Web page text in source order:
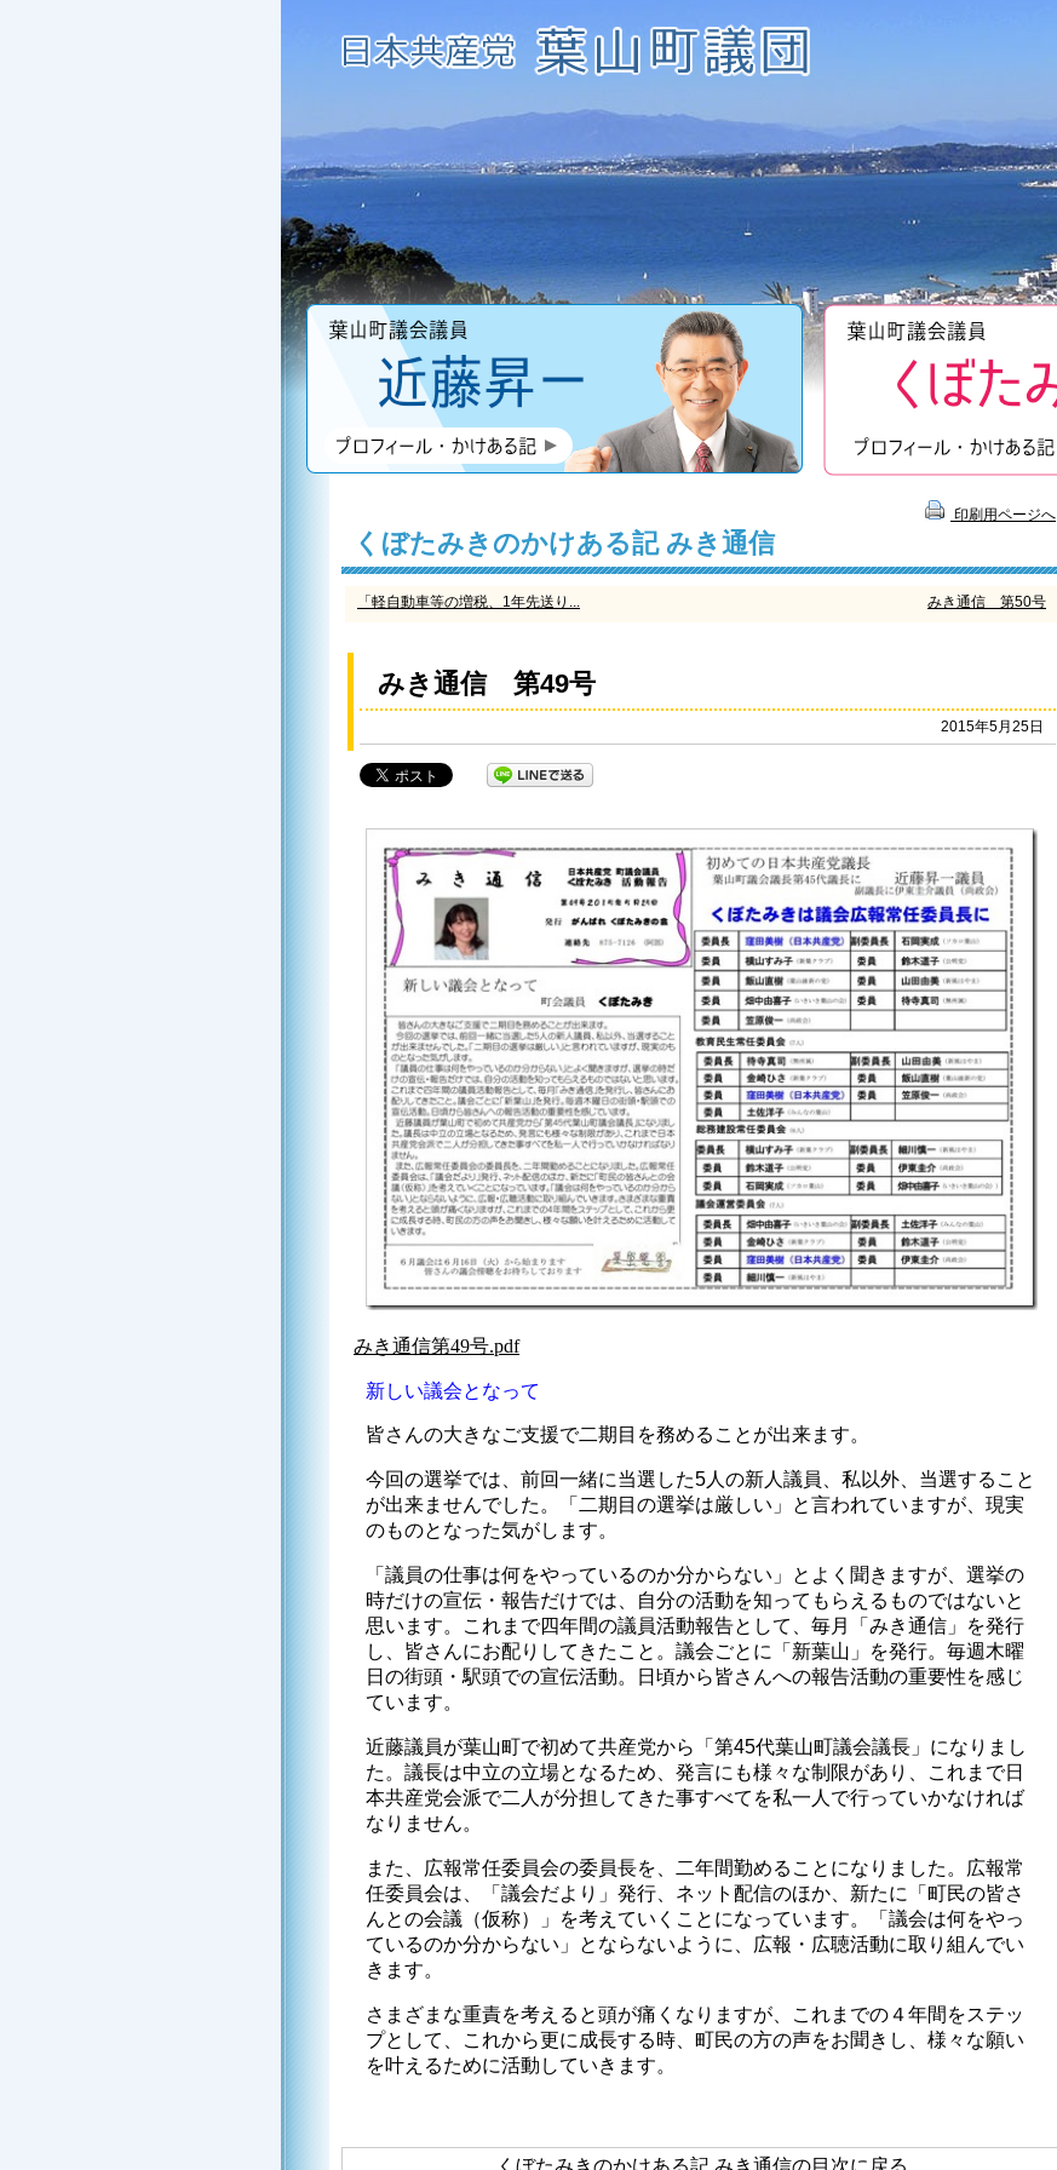
近藤昇一のプロフィール
印刷用ページへ
くぼたみきのかけある記 みき通信
「軽自動車等の増税、1年先送り... みき通信 第50号
みき通信 第49号
2015年5月25日
みき通信第49号.pdf
新しい議会となって
皆さんの大きなご支援で二期目を務めることが出来ます。
今回の選挙では、前回一緒に当選した5人の新人議員、私以外、当選すること
が出来ませんでした。「二期目の選挙は厳しい」と言われていますが、現実
のものとなった気がします。
「議員の仕事は何をやっているのか分からない」とよく聞きますが、選挙の
時だけの宣伝・報告だけでは、自分の活動を知ってもらえるものではないと
思います。これまで四年間の議員活動報告として、毎月「みき通信」を発行
し、皆さんにお配りしてきたこと。議会ごとに「新葉山」を発行。毎週木曜
日の街頭・駅頭での宣伝活動。日頃から皆さんへの報告活動の重要性を感じ
ています。
近藤議員が葉山町で初めて共産党から「第45代葉山町議会議長」になりまし
た。議長は中立の立場となるため、発言にも様々な制限があり、これまで日
本共産党会派で二人が分担してきた事すべてを私一人で行っていかなければ
なりません。
また、広報常任委員会の委員長を、二年間勤めることになりました。広報常
任委員会は、「議会だより」発行、ネット配信のほか、新たに「町民の皆さ
んとの会議（仮称）」を考えていくことになっています。「議会は何をやっ
ているのか分からない」とならないように、広報・広聴活動に取り組んでい
きます。
さまざまな重責を考えると頭が痛くなりますが、これまでの４年間をステッ
プとして、これから更に成長する時、町民の方の声をお聞きし、様々な願い
を叶えるために活動していきます。
くぼたみきのかけある記 みき通信の目次に戻る